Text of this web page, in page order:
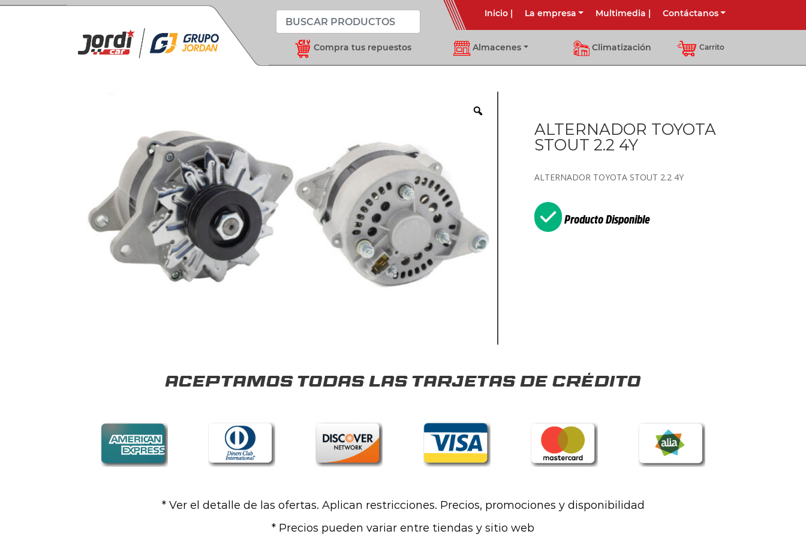
Inicio| La empresa Multimedia | Contáctanos
Compra tus repuestos Almacenes Climatización Carrito
ALTERNADOR TOYOTA
STOUT 2.2 4Y
ALTERNADOR TOYOTA STOUT 2.2 4Y
Producto Disponible
Aceptamos todas las tarjetas de crédito
* Ver el detalle de las ofertas. Aplican restricciones. Precios, promociones y disponibilidad
* Precios pueden variar entre tiendas y sitio web